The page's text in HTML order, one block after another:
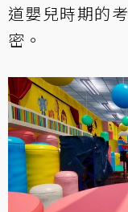
道嬰兒時期的
密。